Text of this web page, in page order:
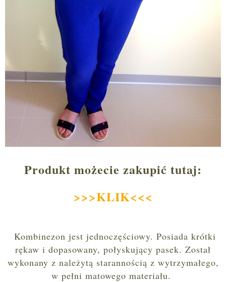
Produkt możecie zakupić tutaj:
>>>KLIK<<<
Kombinezon jest jednoczęściowy. Posiada krótki
rękaw i dopasowany, połyskujący pasek. Został
wykonany z należytą starannością z wytrzymałego,
w pełni matowego materiału.